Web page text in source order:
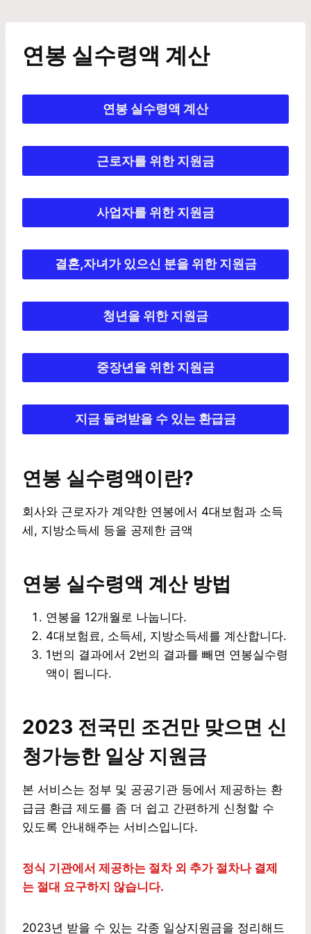
content연봉 실수령액 계산
연봉 실수령액 계산
근로자를 위한 지원금
사업자를 위한 지원금
결혼,자녀가 있으신 분을 위한 지원금
청년을 위한 지원금
중장년을 위한 지원금
지금 돌려받을 수 있는 환급금
연봉 실수령액이란?
회사와 근로자가 계약한 연봉에서 4대보험과 소득
세, 지방소득세 등을 공제한 금액
연봉 실수령액 계산 방법
연봉을 12개월로 나눕니다.
4대보험료, 소득세, 지방소득세를 계산합니다.
1번의 결과에서 2번의 결과를 빼면 연봉실수령
액이 됩니다.
2023 전국민 조건만 맞으면 신
청가능한 일상 지원금
본 서비스는 정부 및 공공기관 등에서 제공하는 환
급금 환급 제도를 좀 더 쉽고 간편하게 신청할 수
있도록 안내해주는 서비스입니다.
정식 기관에서 제공하는 절차 외 추가 절차나 결제
는 절대 요구하지 않습니다.
2023년 받을 수 있는 각종 일상지원금을 정리해드